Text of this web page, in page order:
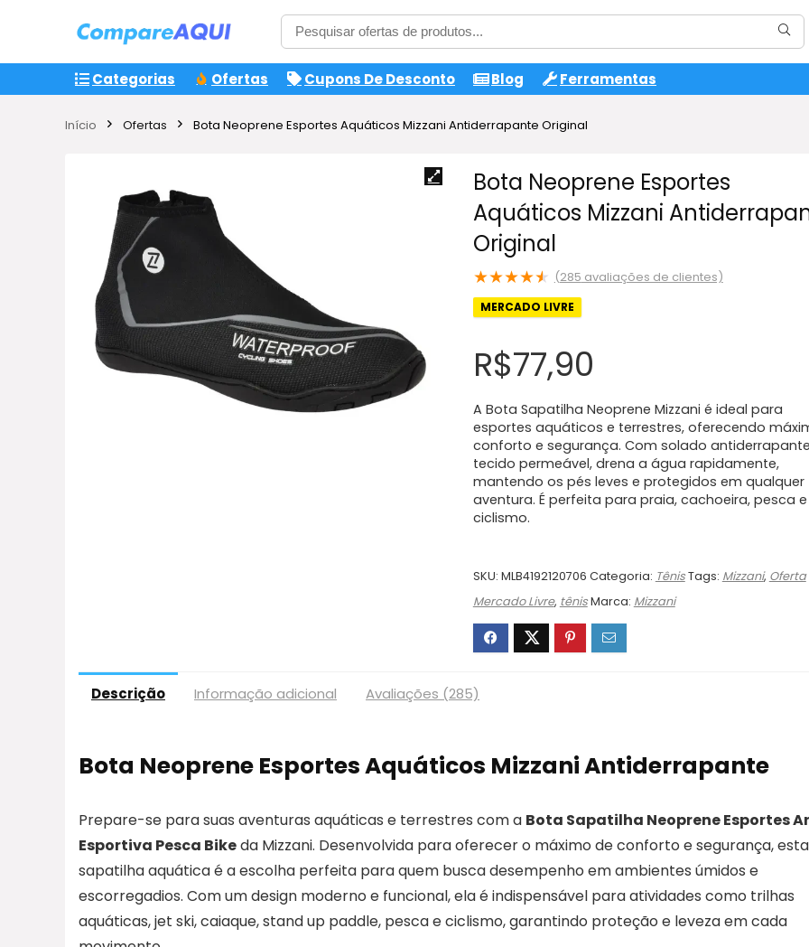
Categorias Ofertas Cupons De Desconto Blog Ferramentas
Início Ofertas Bota Neoprene Esportes Aquáticos Mizzani Antiderrapante Original
Bota Neoprene Esportes
Aquáticos Mizzani
Original
★★★★★ (285 avaliações de clientes)
MERCADO LIVRE
R$77,90
A Bota Sapatilha Neoprene Mizzani é ideal para
esportes aquáticos e terrestres, oferecendo
conforto e segurança. Com solado
tecido permeável, drena a água rapidamente,
mantendo os pés leves e protegidos em qualquer
aventura. É perfeita para praia, cachoeira, pesca e
ciclismo.
SKU: MLB4192120706 Categoria: TênisTags: Mizzani, Oferta
Mercado Livre, tênisMarca: Mizzani
Descrição Informação adicional Avaliações (285)
Bota Neoprene Esportes Aquáticos Mizzani Antiderrapante
Prepare-se para suas aventuras aquáticas e terrestres com a Bota Sapatilha Neoprene Esportes
Esportiva Pesca Bikeda Mizzani. Desenvolvida para oferecer o máximo de conforto e segurança, esta
sapatilha aquática é a escolha perfeita para quem busca desempenho em ambientes úmidos e
escorregadios. Com um design moderno e funcional, ela é indispensável para atividades como trilhas
aquáticas, jet ski, caiaque, stand up paddle, pesca e ciclismo, garantindo proteção e leveza em cada